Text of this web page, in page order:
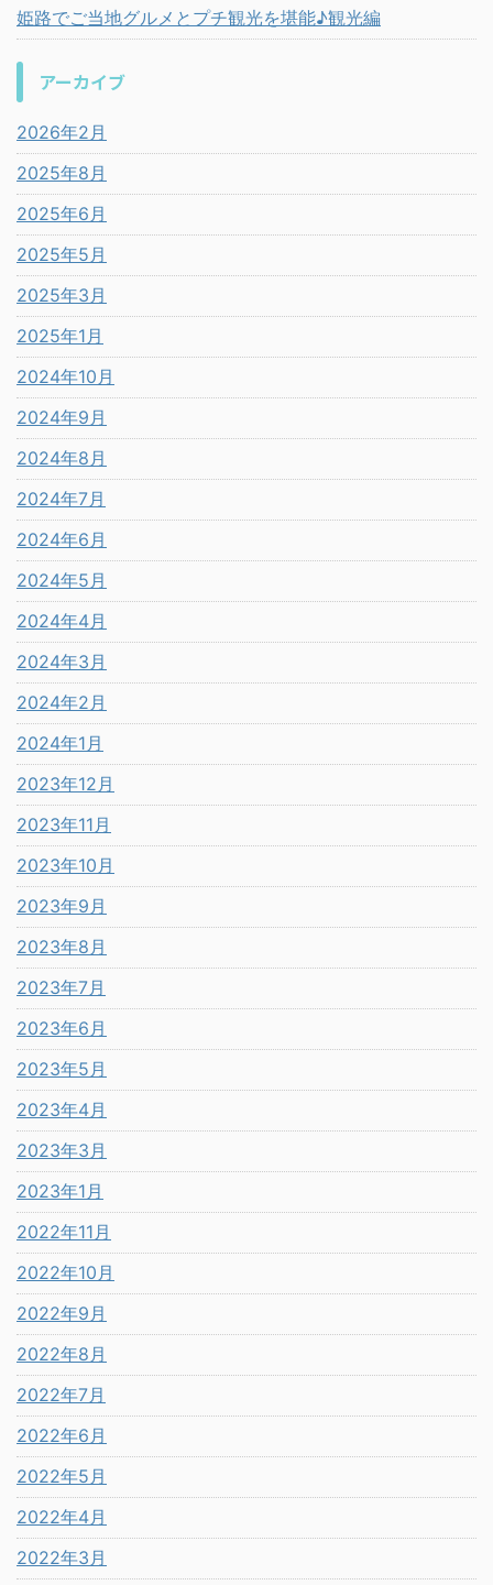
姫路でご当地グルメとプチ観光を堪能♪観光編
アーカイブ
2026年2月
2025年8月
2025年6月
2025年5月
2025年3月
2025年1月
2024年10月
2024年9月
2024年8月
2024年7月
2024年6月
2024年5月
2024年4月
2024年3月
2024年2月
2024年1月
2023年12月
2023年11月
2023年10月
2023年9月
2023年8月
2023年7月
2023年6月
2023年5月
2023年4月
2023年3月
2023年1月
2022年11月
2022年10月
2022年9月
2022年8月
2022年7月
2022年6月
2022年5月
2022年4月
2022年3月